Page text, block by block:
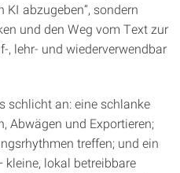
abzugeben“, sondern
und den Weg vom Text zur
, lehr- und wiederverwendbar
schlicht an: eine schlanke
Abwägen und Exportieren;
treffen; und ein
lokal betreibbare